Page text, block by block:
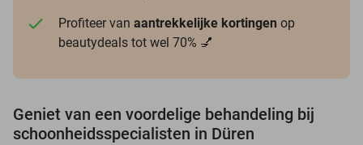
Profiteer van aantrekkelijke kortingen op
beautydeals tot wel 70% 💅
Geniet van een voordelige behandeling bij
schoonheidsspecialisten in Düren